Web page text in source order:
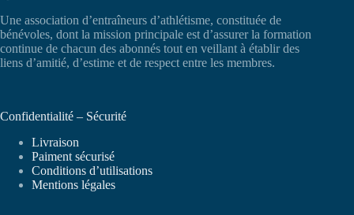
Une association d’entraîneurs d’athlétisme, constituée de
bénévoles, dont la mission principale est d’assurer la formation
continue de chacun des abonnés tout en veillant à établir des
liens d’amitié, d’estime et de respect entre les membres.
Confidentialité – Sécurité
Livraison
Paiment sécurisé
Conditions d’utilisations
Mentions légales